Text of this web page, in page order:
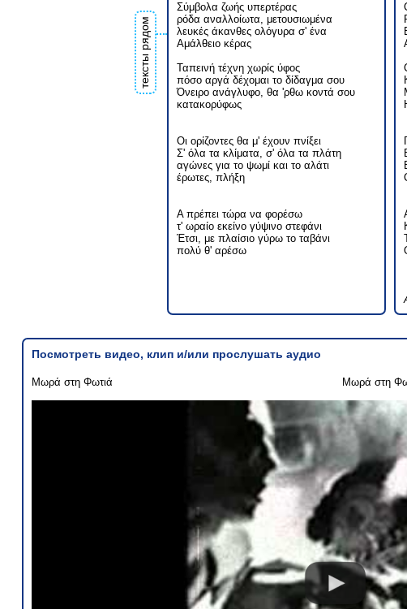
тексты рядом
Σύμβολα ζωής υπερτέρας
ρόδα αναλλοίωτα, μετουσιωμένα
λευκές άκανθες ολόγυρα σ' ένα
Αμάλθειο κέρας
Ταπεινή τέχνη χωρίς ύφος
πόσο αργά δέχομαι το δίδαγμα σου
Όνειρο ανάγλυφο, θα 'ρθω κοντά σου
κατακορύφως
Οι ορίζοντες θα μ' έχουν πνίξει
Σ' όλα τα κλίματα, σ' όλα τα πλάτη
αγώνες για το ψωμί και το αλάτι
έρωτες, πλήξη
Α πρέπει τώρα να φορέσω
τ' ωραίο εκείνο γύψινο στεφάνι
Έτσι, με πλαίσιο γύρω το ταβάνι
πολύ θ' αρέσω
Посмотреть видео, клип и/или прослушать аудио
Μωρά στη Φωτιά Μωρά στη